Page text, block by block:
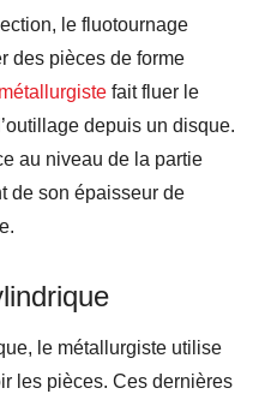
le fluotournage
des pièces de forme
fait fluer le
depuis un disque.
au niveau de la partie
de son épaisseur de
le métallurgiste utilise
les pièces. Ces dernières